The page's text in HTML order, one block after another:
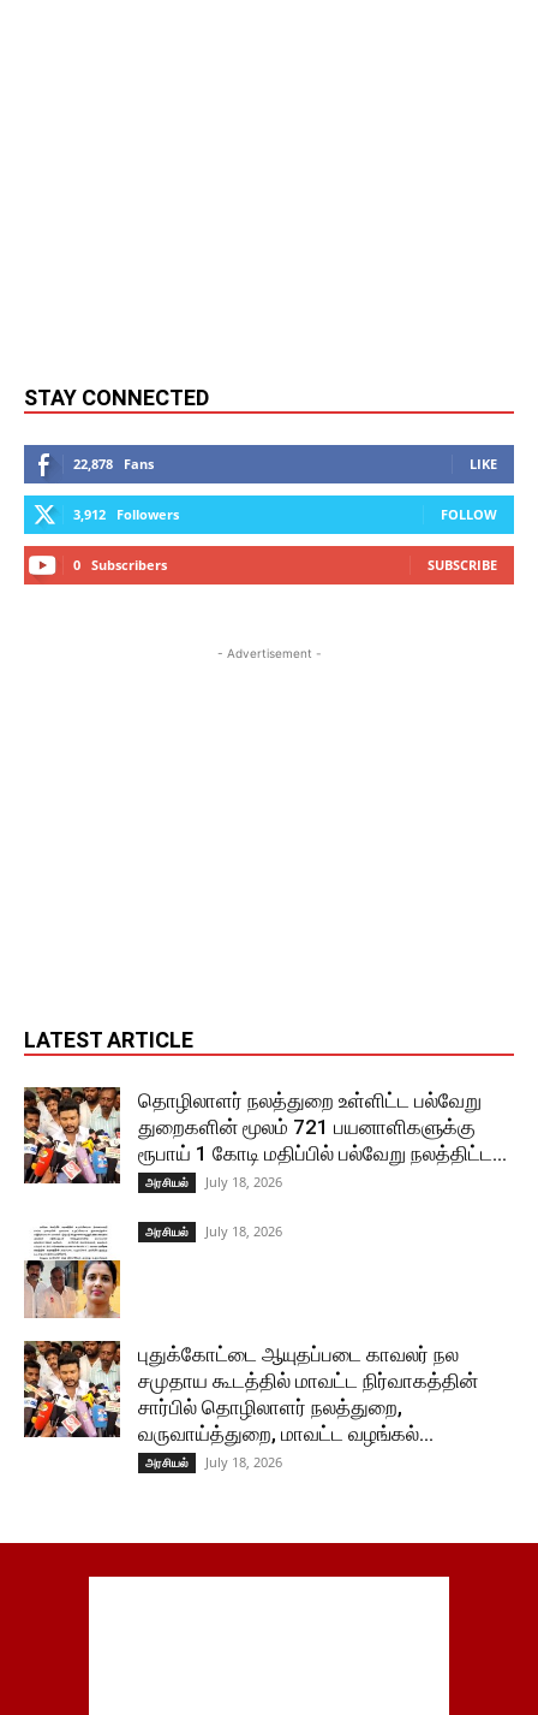
STAY CONNECTED
22,878 Fans LIKE
3,912 Followers FOLLOW
0 Subscribers SUBSCRIBE
- Advertisement -
LATEST ARTICLE
தொழிலாளர் நலத்துறை உள்ளிட்ட பல்வேறு
துறைகளின் மூலம் 721 பயனாளிகளுக்கு
ரூபாய் 1 கோடி மதிப்பில் பல்வேறு நலத்திட்ட...
அரசியல் July 18, 2026
அரசியல் July 18, 2026
புதுக்கோட்டை ஆயுதப்படை காவலர் நல
சமுதாய கூடத்தில் மாவட்ட நிர்வாகத்தின்
சார்பில் தொழிலாளர் நலத்துறை,
வருவாய்த்துறை, மாவட்ட வழங்கல்...
அரசியல் July 18, 2026